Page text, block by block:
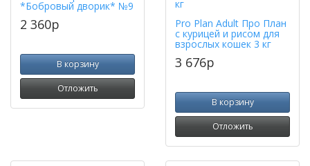
*Бобровый дворик* №9
2 360p
В корзину
Отложить
Pro Plan Adult Про План
с курицей и рисом для
взрослых кошек 3 кг
3 676p
В корзину
Отложить